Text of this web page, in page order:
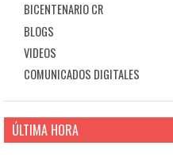
BICENTENARIO CR
BLOGS
VIDEOS
COMUNICADOS DIGITALES
ÚLTIMA HORA